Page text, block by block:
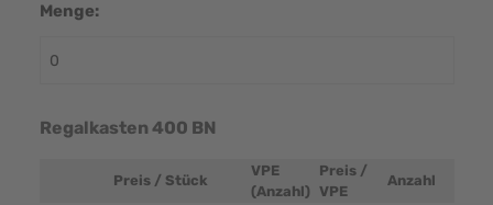
Menge:
Regalkasten 400 BN
Produktbild
Preis / Stück
VPE
(Anzahl)
Preis /
VPE
Anzahl